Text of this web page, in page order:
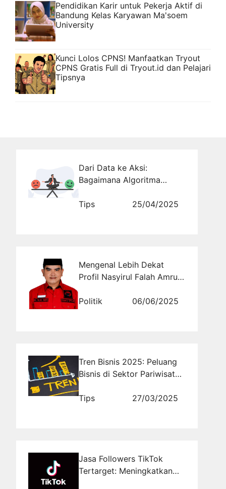
Pendidikan Karir untuk Pekerja Aktif di
Bandung Kelas Karyawan Ma'soem
University
Kunci Lolos CPNS! Manfaatkan Tryout
CPNS Gratis Full di Tryout.id dan Pelajari
Tipsnya
Dari Data ke Aksi:
Bagaimana Algoritma
Merespons Konsumen
Tips 25/04/2025
Mengenal Lebih Dekat
Profil Nasyirul Falah Amru
Jawa Timur X
Politik 06/06/2025
Tren Bisnis 2025: Peluang
Bisnis di Sektor Pariwisata
Tips
27/03/2025
Jasa Followers TikTok
Tertarget: Meningkatkan